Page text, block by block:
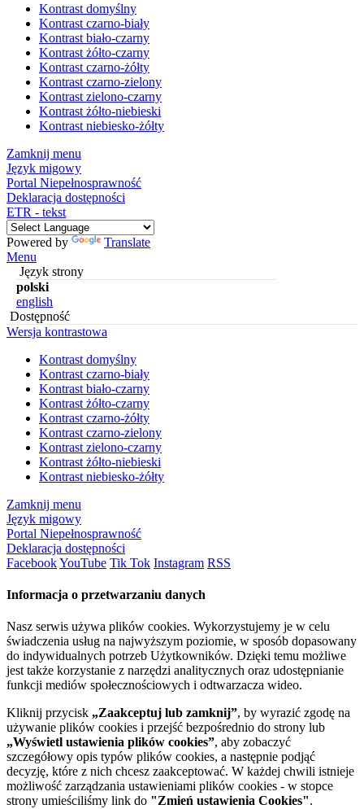
Kontrast domyślny
Kontrast czarno-biały
Kontrast biało-czarny
Kontrast żółto-czarny
Kontrast czarno-żółty
Kontrast czarno-zielony
Kontrast zielono-czarny
Kontrast żółto-niebieski
Kontrast niebiesko-żółty
Zamknij menu
Język migowy
Portal Niepełnosprawność
Deklaracja dostępności
ETR - tekst
Powered by
Translate
Menu
Język strony
polski
english
Dostępność
Wersja kontrastowa
Kontrast domyślny
Kontrast czarno-biały
Kontrast biało-czarny
Kontrast żółto-czarny
Kontrast czarno-żółty
Kontrast czarno-zielony
Kontrast zielono-czarny
Kontrast żółto-niebieski
Kontrast niebiesko-żółty
Zamknij menu
Język migowy
Portal Niepełnosprawność
Deklaracja dostępności
FacebookYouTube Tik Tok Instagram RSS
Informacja o przetwarzaniu danych
Nasz serwis używa plików cookies. Wykorzystujemy je w celu
świadczenia usług na najwyższym poziomie, w sposób dopasowany
do indywidualnych potrzeb Użytkowników. Dzięki temu możliwe
jest także korzystanie z narzędzi analitycznych oraz udostępnianie
funkcji mediów społecznościowych i odtwarzacza wideo.
Kliknij przycisk „Zaakceptuj lub zamknij”, by wyrazić zgodę na
używanie plików cookies i przejść bezpośrednio do strony lub
„Wyświetl ustawienia plików cookies”, aby zobaczyć
szczegółowy opis typów plików cookies, a następnie podjąć
decyzję, które z nich chcesz zaakceptować. W każdej chwili istnieje
możliwość zarządzania ustawieniami plików cookies - w stopce
strony umieściliśmy link do "Zmień ustawienia Cookies".